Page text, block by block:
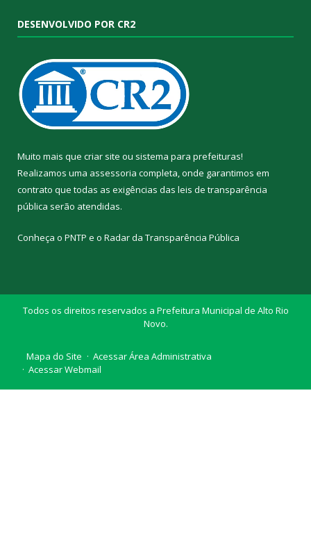
DESENVOLVIDO POR CR2
Muito mais que criar site ou sistema para prefeituras!
Realizamos uma assessoria completa, onde garantimos em
contrato que todas as exigências das leis de transparência
pública serão atendidas.
Conheça o PNTP e o Radar da Transparência Pública
Todos os direitos reservados a Prefeitura Municipal de Alto Rio
Novo.
Mapa do Site
Acessar Área Administrativa
Acessar Webmail